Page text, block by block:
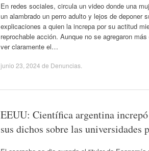
En redes sociales, circula un video donde una
un alambrado un perro adulto y lejos de deponer
explicaciones a quien la increpa por su actitud
reprochable acción. Aunque no se agregaron
ver claramente el…
junio 23, 2024 de Denuncias
EEUU: Científica argentina
sus dichos sobre las universidades